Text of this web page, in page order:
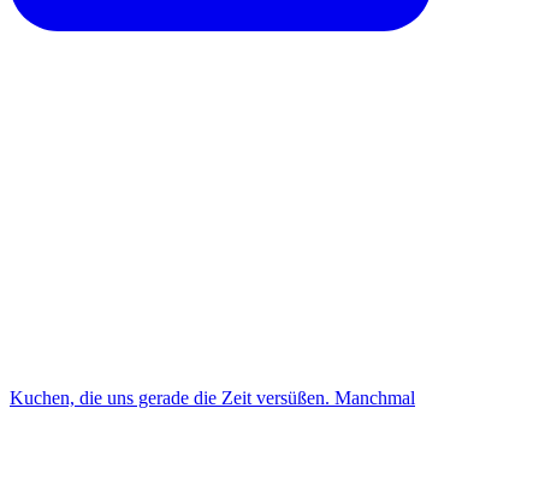
Kuchen, die uns gerade die Zeit versüßen. Manchmal